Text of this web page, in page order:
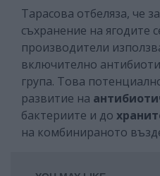
Тарасова отбеляза, че
съхранение на ягодите
производители
включително
група. Това
развитие на
бактериите и до
на комбинираното